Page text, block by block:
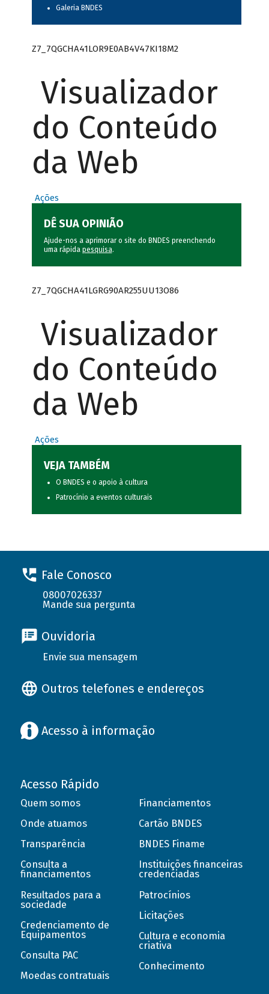
Galeria BNDES
Z7_7QGCHA41LOR9E0AB4V47KI18M2
Visualizador
do Conteúdo
da Web
Ações
DÊ SUA OPINIÃO
Ajude-nos a aprimorar o site do BNDES preenchendo
uma rápida pesquisa.
Z7_7QGCHA41LGRG90AR255UU13O86
Visualizador
do Conteúdo
da Web
Ações
VEJA TAMBÉM
O BNDES e o apoio à cultura
Patrocínio a eventos culturais
Fale Conosco
08007026337
Mande sua pergunta
Ouvidoria
Envie sua mensagem
Outros telefones e endereços
Acesso à informação
Acesso Rápido
Quem somos
Onde atuamos
Transparência
Consulta a
financiamentos
Resultados para a
sociedade
Credenciamento de
Equipamentos
Consulta PAC
Moedas contratuais
Financiamentos
Cartão BNDES
BNDES Finame
Instituições financeiras
credenciadas
Patrocínios
Licitações
Cultura e economia
criativa
Conhecimento